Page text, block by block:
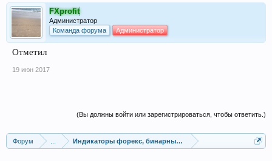
FXprofit
Администратор
Команда форума
Администратор
Отметил
19 июн 2017
(Вы должны войти или зарегистрироваться, чтобы ответить.)
Форум Индикаторы форекс, бинарных опционов, ММВБ